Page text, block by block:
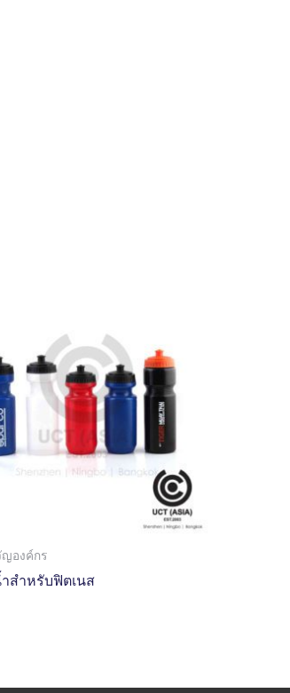
องค์กร
สำหรับฟิตเนส